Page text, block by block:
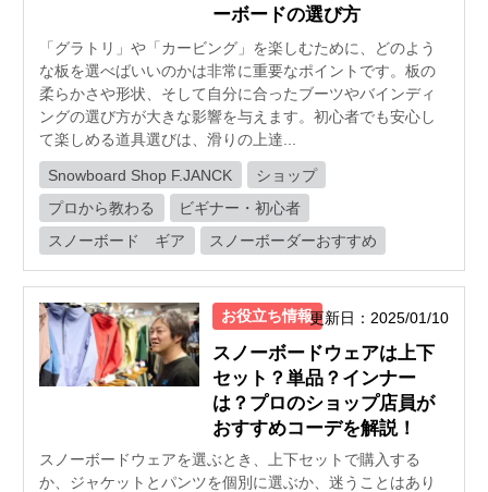
ーボードの選び方
「グラトリ」や「カービング」を楽しむために、どのよう
な板を選べばいいのかは非常に重要なポイントです。板の
柔らかさや形状、そして自分に合ったブーツやバインディ
ングの選び方が大きな影響を与えます。初心者でも安心し
て楽しめる道具選びは、滑りの上達...
Snowboard Shop F.JANCK
ショップ
プロから教わる
ビギナー・初心者
スノーボード ギア
スノーボーダーおすすめ
お役立ち情報更新日：2025/01/10
スノーボードウェアは上下
セット？単品？インナー
は？プロのショップ店員が
おすすめコーデを解説！
スノーボードウェアを選ぶとき、上下セットで購入する
か、ジャケットとパンツを個別に選ぶか、迷うことはあり